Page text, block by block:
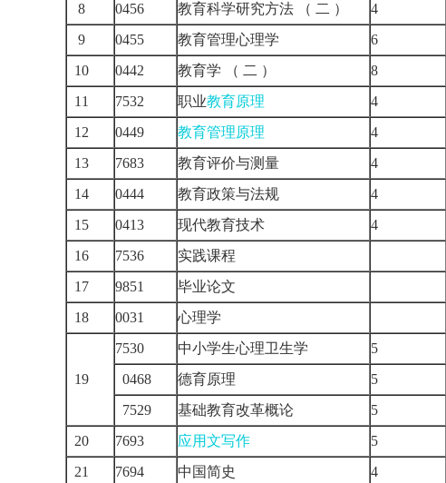
8
0456 教育科学研究方法 （ 二 ）
4
9
0455 教育管理心理学
6
10
0442 教育学 （ 二 ）
8
11
7532 职业教育原理
4
12
0449 教育管理原理
4
13
7683 教育评价与测量
4
14
0444 教育政策与法规
4
15
0413 现代教育技术
4
16
7536
实践课程
17
9851
毕业论文
18
0031 心理学
19
7530 中小学生心理卫生学 5
0468 德育原理
5
7529
基础教育改革概论
5
20
7693 应用文写作 5
21 7694 中国简史
4